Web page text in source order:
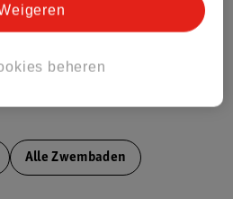
Alle Zwembaden
beheren